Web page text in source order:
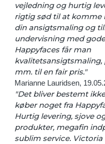
vejledning og hurtig
rigtig sød til at komme
din ansigtsmaling og
undervisning med
Happyfaces får man
kvalitetsansigtsmaling,
mm. til en fair pris."
Marianne Lauridsen,
"Det bliver bestemt
køber noget fra
Hurtig levering, sjove
produkter, megafin
sublim service. Victoria